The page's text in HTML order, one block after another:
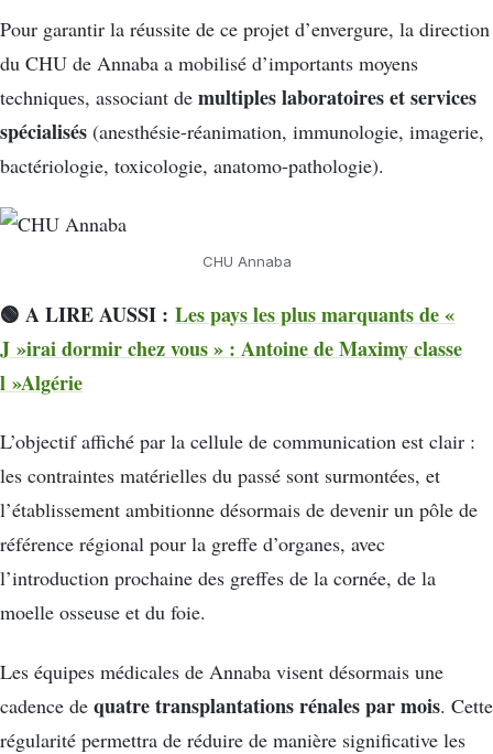
Pour garantir la réussite de ce projet d’envergure, la direction
du CHU de Annaba a mobilisé d’importants moyens
techniques, associant de multiples laboratoires et services
spécialisés (anesthésie-réanimation, immunologie, imagerie,
bactériologie, toxicologie, anatomo-pathologie).
CHU Annaba
🟢 A LIRE AUSSI : Les pays les plus marquants de «
J »irai dormir chez vous » : Antoine de Maximy classe
l »Algérie
L’objectif affiché par la cellule de communication est clair :
les contraintes matérielles du passé sont surmontées, et
l’établissement ambitionne désormais de devenir un pôle de
référence régional pour la greffe d’organes, avec
l’introduction prochaine des greffes de la cornée, de la
moelle osseuse et du foie.
Les équipes médicales de Annaba visent désormais une
cadence de quatre transplantations rénales par mois. Cette
régularité permettra de réduire de manière significative les